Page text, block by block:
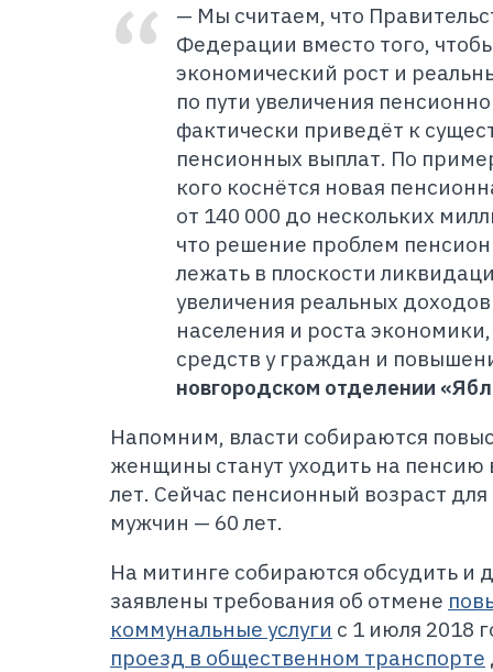
— Мы считаем, что
Федерации вместо того,
экономический рост и
по пути увеличения
фактически приведёт к
пенсионных выплат. По
кого коснётся новая
от 140 000 до нескольких
что решение проблем
лежать в плоскости
увеличения реальных
населения и роста
средств у граждан и
новгородском отделении
Напомним, власти собираются
женщины станут уходить на пенсию
лет. Сейчас пенсионный возраст
мужчин — 60 лет.
На митинге собираются обсудить и
заявлены требования об отмене
коммунальные услуги с 1 июля 2018
проезд в общественном транспорте